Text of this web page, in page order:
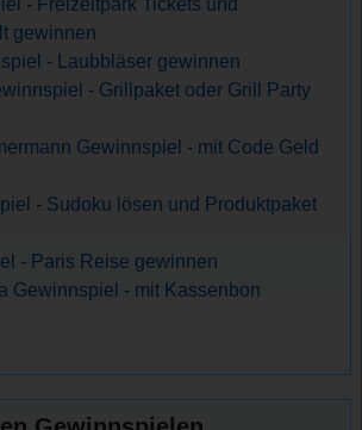
gewinnen
- Laubbläser gewinnen
- Grillpaket oder Grill Party
Gewinnspiel - mit Code Geld
- Sudoku lösen und Produktpaket
- Paris Reise gewinnen
Gewinnspiel - mit Kassenbon